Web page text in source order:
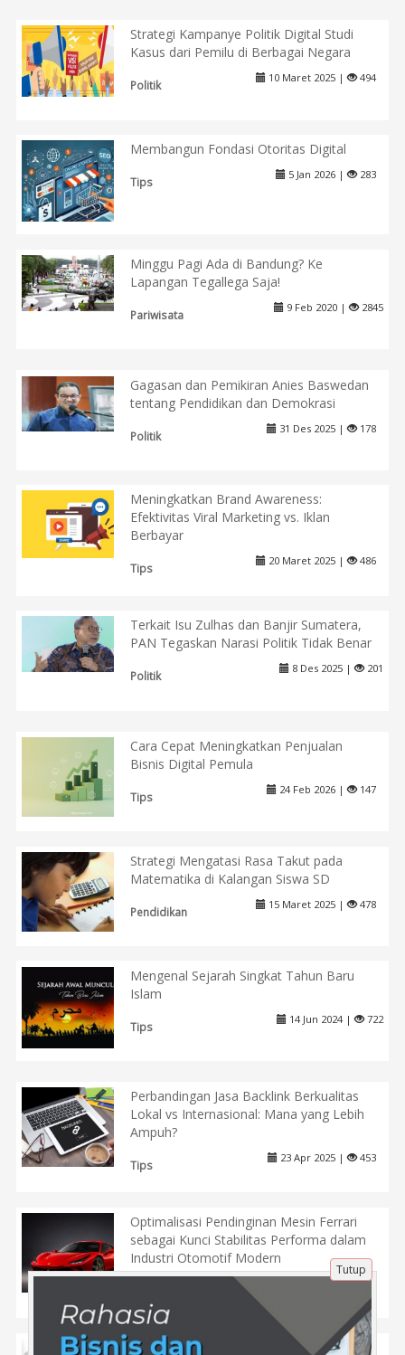
Strategi Kampanye Politik Digital Studi
Kasus dari Pemilu di Berbagai Negara
Politik
10 Maret 2025 | 494
Membangun Fondasi Otoritas Digital
Tips
5 Jan 2026 | 283
Minggu Pagi Ada di Bandung? Ke
Lapangan Tegallega Saja!
Pariwisata
9 Feb 2020 | 2845
Gagasan dan Pemikiran Anies Baswedan
tentang Pendidikan dan Demokrasi
Politik
31 Des 2025 | 178
Meningkatkan Brand Awareness:
Efektivitas Viral Marketing vs. Iklan
Berbayar
Tips
20 Maret 2025 | 486
Terkait Isu Zulhas dan Banjir Sumatera,
PAN Tegaskan Narasi Politik Tidak Benar
Politik
8 Des 2025 | 201
Cara Cepat Meningkatkan Penjualan
Bisnis Digital Pemula
Tips
24 Feb 2026 | 147
Strategi Mengatasi Rasa Takut pada
Matematika di Kalangan Siswa SD
Pendidikan
15 Maret 2025 | 478
Mengenal Sejarah Singkat Tahun Baru
Islam
Tips
14 Jun 2024 | 722
Perbandingan Jasa Backlink Berkualitas
Lokal vs Internasional: Mana yang Lebih
Ampuh?
Tips
23 Apr 2025 | 453
Optimalisasi Pendinginan Mesin Ferrari
sebagai Kunci Stabilitas Performa dalam
Industri Otomotif Modern
22 Jun 2026 | 72
Jual Beli Backlink, Mana yang Harus Anda
Tutup